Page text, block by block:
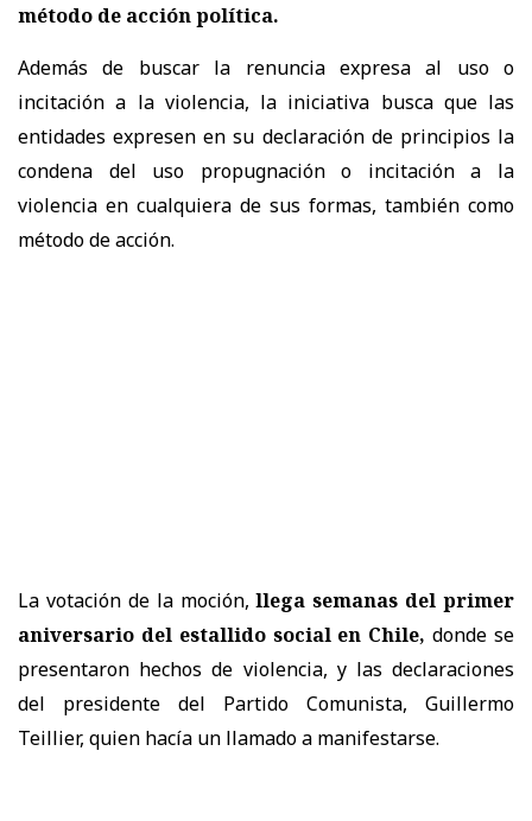
método de acción política.
Además de buscar la renuncia expresa al uso o
incitación a la violencia, la iniciativa busca que las
entidades expresen en su declaración de principios la
condena del uso propugnación o incitación a la
violencia en cualquiera de sus formas, también como
método de acción.
La votación de la moción, llega semanas del primer
aniversario del estallido social en Chile, donde se
presentaron hechos de violencia, y las declaraciones
del presidente del Partido Comunista, Guillermo
Teillier, quien hacía un llamado a manifestarse.